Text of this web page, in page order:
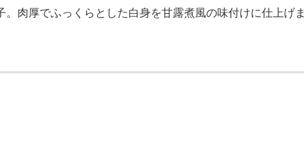
肉厚でふっくらとした白身を甘露煮風の味付けに仕上げま